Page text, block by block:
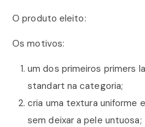
O produto eleito:
Os motivos:
um dos primeiros primers
standart na categoria;
cria uma textura uniforme
sem deixar a pele untuosa;